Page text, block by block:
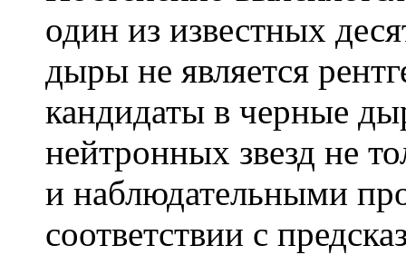
один из известных
дыры не является
кандидаты в черные
нейтронных звезд не
и наблюдательными
соответствии с